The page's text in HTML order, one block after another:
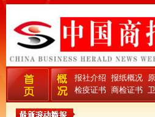
报社介绍 报纸概况
检疫证书 商检证书